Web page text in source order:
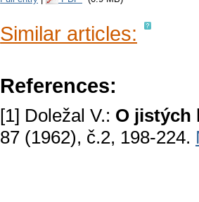
Similar articles:
References:
[1] Doležal V.: O jistých
87 (1962), č.2, 198-224.